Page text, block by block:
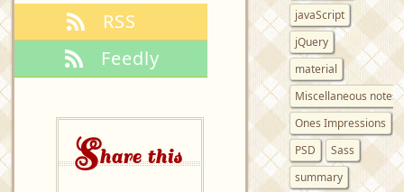
RSS
Feedly
Share this
javaScript
jQuery
material
Miscellaneous notes
Ones Impressions
PSD
Sass
summary